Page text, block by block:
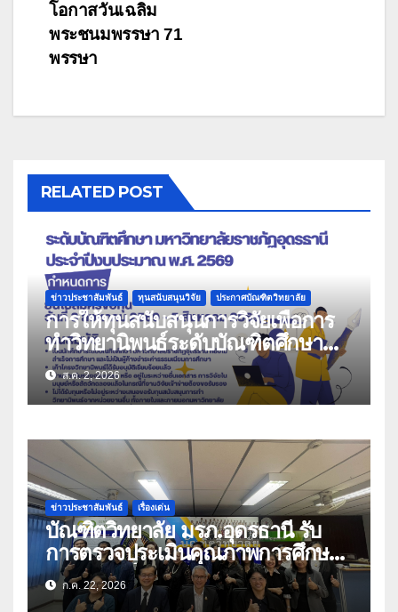
โอกาสวันเฉลิม
พระชนมพรรษา 71
พรรษา
RELATED POST
ข่าวประชาสัมพันธ์ ทุนสนับสนุนวิจัย ประกาศบัณฑิตวิทยาลัย
การให้ทุนสนับสนุนการวิจัยเพื่อการ
ทำวิทยานิพนธ์ระดับบัณฑิตศึกษา
มหาวิทยาลัยราชภัฏอุดรธานี ประจำ
ปีงบประมาณ พ.ศ. 2569
ส.ค. 2, 2026
ข่าวประชาสัมพันธ์ เรื่องเด่น
บัณฑิตวิทยาลัย มรภ.อุดรธานี รับ
การตรวจประเมินคุณภาพการศึกษา
ตามเกณฑ์ EdPEx ปีการศึกษา
2568
ก.ค. 22, 2026